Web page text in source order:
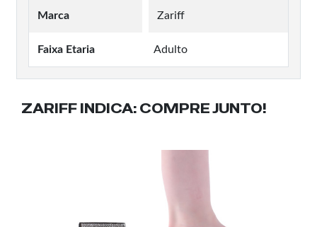
Marca Zariff
Faixa Etaria Adulto
ZARIFF INDICA: COMPRE JUNTO!